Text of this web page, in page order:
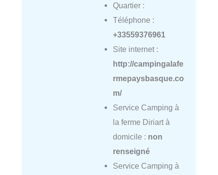
Quartier :
Téléphone :
+33559376961
Site internet :
http://campingalafe
rmepaysbasque.co
m/
Service Camping à
la ferme Diriart à
domicile : non
renseigné
Service Camping à